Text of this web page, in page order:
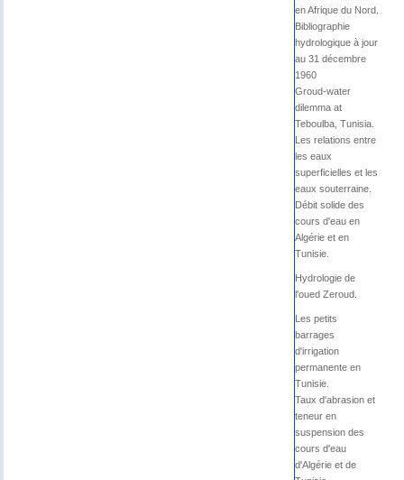
en Afrique du Nord.
Bibliographie
hydrologique à jour
au 31 décembre
1960
Groud-water
dilemma at
Teboulba, Tunisia.
Les relations entre
les eaux
superficielles et les
eaux souterraine.
Débit solide des
cours d'eau en
Algérie et en
Tunisie.
Hydrologie de
l'oued Zeroud.
Les petits
barrages
d'irrigation
permanente en
Tunisie.
Taux d'abrasion et
teneur en
suspension des
cours d'eau
d'Algérie et de